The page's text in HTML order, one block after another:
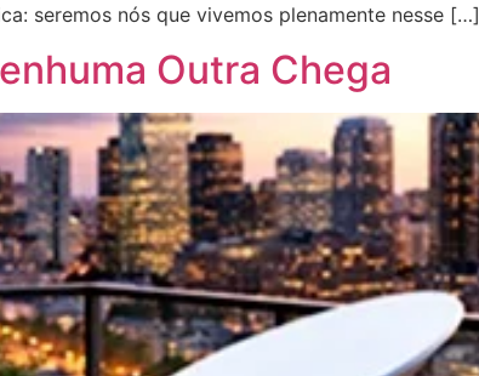
seremos nós que vivemos plenamente nesse […]
Outra Chega